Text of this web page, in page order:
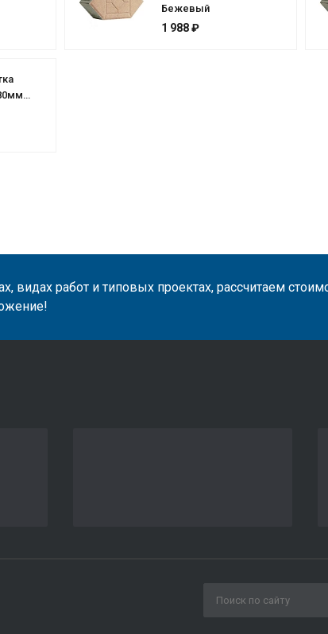
Бежевый
1 988 ₽
видах работ и типовых проектах, рассчитаем